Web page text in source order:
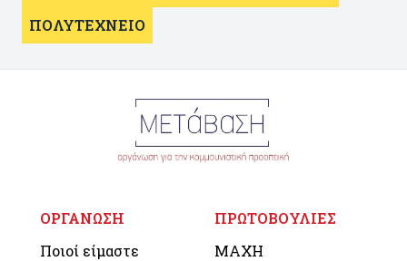
ΠΟΛΥΤΕΧΝΕΙΟ
ΟΡΓΑΝΩΣΗ
Ποιοί είμαστε
ΠΡΩΤΟΒΟΥΛΙΕΣ
ΜΑΧΗ